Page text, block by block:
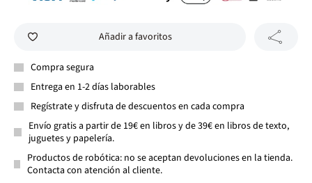
Añadir a favoritos
Compra segura
Entrega en 1-2 días laborables
Regístrate y disfruta de descuentos en cada compra
Envío gratis a partir de 19€ en libros y de 39€ en libros de texto,
juguetes y papelería.
Productos de robótica: no se aceptan devoluciones en la tienda.
Contacta con atención al cliente.